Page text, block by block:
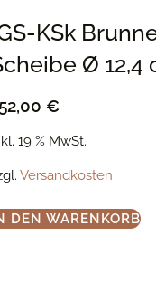
KSk
Ø 12,4
€
19 % MwSt.
Versandkosten
DEN WARENKORB